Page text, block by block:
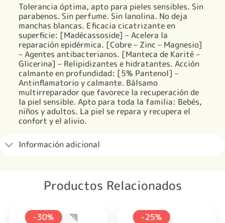
Tolerancia óptima, apto para pieles sensibles. Sin
parabenos. Sin perfume. Sin lanolina. No deja
manchas blancas. Eficacia cicatrizante en
superficie: [Madécassoside] – Acelera la
reparación epidérmica. [Cobre – Zinc – Magnesio]
– Agentes antibacterianos. [Manteca de Karité –
Glicerina] – Relipidizantes e hidratantes. Acción
calmante en profundidad: [5% Pantenol] –
Antinflamatorio y calmante. Bálsamo
multirreparador que favorece la recuperación de
la piel sensible. Apto para toda la familia: Bebés,
niños y adultos. La piel se repara y recupera el
confort y el alivio.
Información adicional
Productos Relacionados
-30% -25%